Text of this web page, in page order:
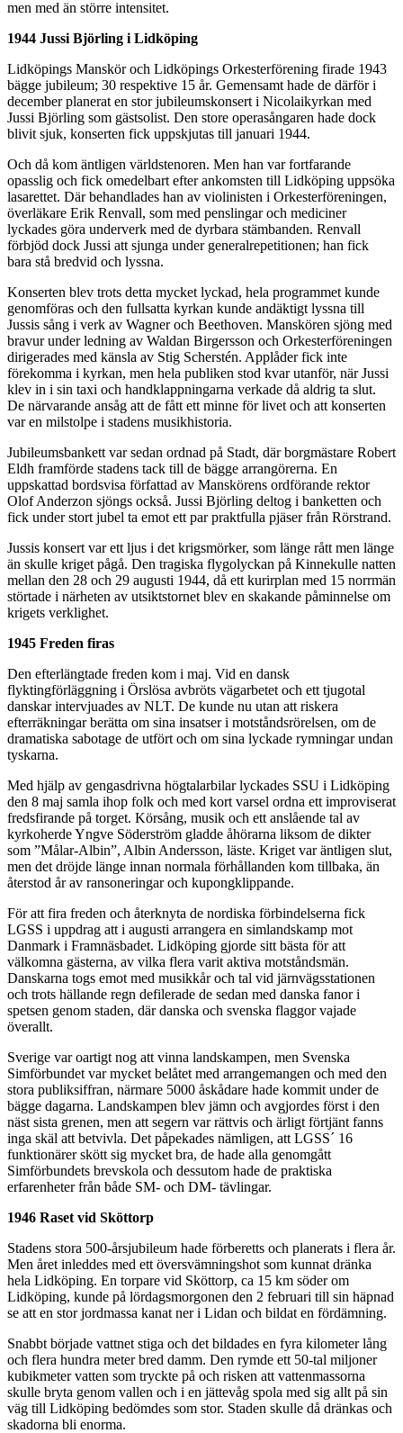
men med än större intensitet.
1944 Jussi Björling i Lidköping
Lidköpings Manskör och Lidköpings Orkesterförening firade 1943
bägge jubileum; 30 respektive 15 år. Gemensamt hade de därför i
december planerat en stor jubileumskonsert i Nicolaikyrkan med
Jussi Björling som gästsolist. Den store operasångaren hade dock
blivit sjuk, konserten fick uppskjutas till januari 1944.
Och då kom äntligen världstenoren. Men han var fortfarande
opasslig och fick omedelbart efter ankomsten till Lidköping uppsöka
lasarettet. Där behandlades han av violinisten i Orkesterföreningen,
överläkare Erik Renvall, som med penslingar och mediciner
lyckades göra underverk med de dyrbara stämbanden. Renvall
förbjöd dock Jussi att sjunga under generalrepetitionen; han fick
bara stå bredvid och lyssna.
Konserten blev trots detta mycket lyckad, hela programmet kunde
genomföras och den fullsatta kyrkan kunde andäktigt lyssna till
Jussis sång i verk av Wagner och Beethoven. Manskören sjöng med
bravur under ledning av Waldan Birgersson och Orkesterföreningen
dirigerades med känsla av Stig Scherstén. Applåder fick inte
förekomma i kyrkan, men hela publiken stod kvar utanför, när Jussi
klev in i sin taxi och handklappningarna verkade då aldrig ta slut.
De närvarande ansåg att de fått ett minne för livet och att konserten
var en milstolpe i stadens musikhistoria.
Jubileumsbankett var sedan ordnad på Stadt, där borgmästare Robert
Eldh framförde stadens tack till de bägge arrangörerna. En
uppskattad bordsvisa författad av Manskörens ordförande rektor
Olof Anderzon sjöngs också. Jussi Björling deltog i banketten och
fick under stort jubel ta emot ett par praktfulla pjäser från Rörstrand.
Jussis konsert var ett ljus i det krigsmörker, som länge rått men länge
än skulle kriget pågå. Den tragiska flygolyckan på Kinnekulle natten
mellan den 28 och 29 augusti 1944, då ett kurirplan med 15 norrmän
störtade i närheten av utsiktstornet blev en skakande påminnelse om
krigets verklighet.
1945 Freden firas
Den efterlängtade freden kom i maj. Vid en dansk
flyktingförläggning i Örslösa avbröts vägarbetet och ett tjugotal
danskar intervjuades av NLT. De kunde nu utan att riskera
efterräkningar berätta om sina insatser i motståndsrörelsen, om de
dramatiska sabotage de utfört och om sina lyckade rymningar undan
tyskarna.
Med hjälp av gengasdrivna högtalarbilar lyckades SSU i Lidköping
den 8 maj samla ihop folk och med kort varsel ordna ett improviserat
fredsfirande på torget. Körsång, musik och ett anslående tal av
kyrkoherde Yngve Söderström gladde åhörarna liksom de dikter
som ”Målar-Albin”, Albin Andersson, läste. Kriget var äntligen slut,
men det dröjde länge innan normala förhållanden kom tillbaka, än
återstod år av ransoneringar och kupongklippande.
För att fira freden och återknyta de nordiska förbindelserna fick
LGSS i uppdrag att i augusti arrangera en simlandskamp mot
Danmark i Framnäsbadet. Lidköping gjorde sitt bästa för att
välkomna gästerna, av vilka flera varit aktiva motståndsmän.
Danskarna togs emot med musikkår och tal vid järnvägsstationen
och trots hällande regn defilerade de sedan med danska fanor i
spetsen genom staden, där danska och svenska flaggor vajade
överallt.
Sverige var oartigt nog att vinna landskampen, men Svenska
Simförbundet var mycket belåtet med arrangemangen och med den
stora publiksiffran, närmare 5000 åskådare hade kommit under de
bägge dagarna. Landskampen blev jämn och avgjordes först i den
näst sista grenen, men att segern var rättvis och ärligt förtjänt fanns
inga skäl att betvivla. Det påpekades nämligen, att LGSS´ 16
funktionärer skött sig mycket bra, de hade alla genomgått
Simförbundets brevskola och dessutom hade de praktiska
erfarenheter från både SM- och DM- tävlingar.
1946 Raset vid Sköttorp
Stadens stora 500-årsjubileum hade förberetts och planerats i flera år.
Men året inleddes med ett översvämningshot som kunnat dränka
hela Lidköping. En torpare vid Sköttorp, ca 15 km söder om
Lidköping, kunde på lördagsmorgonen den 2 februari till sin häpnad
se att en stor jordmassa kanat ner i Lidan och bildat en fördämning.
Snabbt började vattnet stiga och det bildades en fyra kilometer lång
och flera hundra meter bred damm. Den rymde ett 50-tal miljoner
kubikmeter vatten som tryckte på och risken att vattenmassorna
skulle bryta genom vallen och i en jättevåg spola med sig allt på sin
väg till Lidköping bedömdes som stor. Staden skulle då dränkas och
skadorna bli enorma.